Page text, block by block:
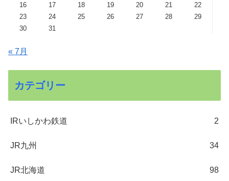
16
17 18 19 20 21
22
23
24 25 26 27 28
29
30
31
« 7月
カテゴリー
IRいしかわ鉄道 2
JR九州 34
JR北海道 98